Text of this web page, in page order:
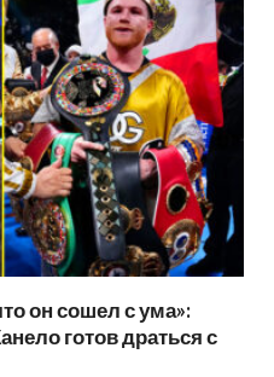
он сошел с ума»:
готов драться с